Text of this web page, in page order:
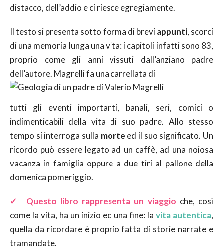
distacco, dell’addio e ci riesce egregiamente.
Il testo si presenta sotto forma di breviappunti, scorci
di una memoria lunga una vita: i capitoli infatti sono 83,
proprio come gli anni vissuti dall’anziano padre
dell’autore. Magrelli fa una carrellata di
tutti gli eventi importanti, banali, seri, comici o
indimenticabili della vita di suo padre. Allo stesso
tempo si interroga sulla morte ed il suo significato. Un
ricordo può essere legato ad un caffè, ad una noiosa
vacanza in famiglia oppure a due tiri al pallone della
domenica pomeriggio.
✓ Questo libro rappresenta un viaggio che, così
come la vita, ha un inizio ed una fine: la vita autentica,
quella da ricordare è proprio fatta di storie narrate e
tramandate.